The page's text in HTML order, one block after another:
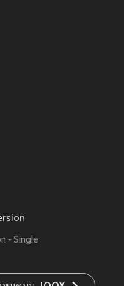
- Single